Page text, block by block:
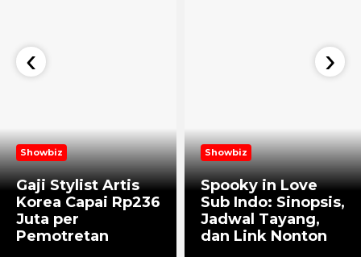
Showbiz
Gaji Stylist Artis
Korea Capai Rp236
Juta per
Pemotretan
Showbiz
Spooky in Love
Sub Indo: Sinopsis,
Jadwal Tayang,
dan Link Nonton
‹ ›